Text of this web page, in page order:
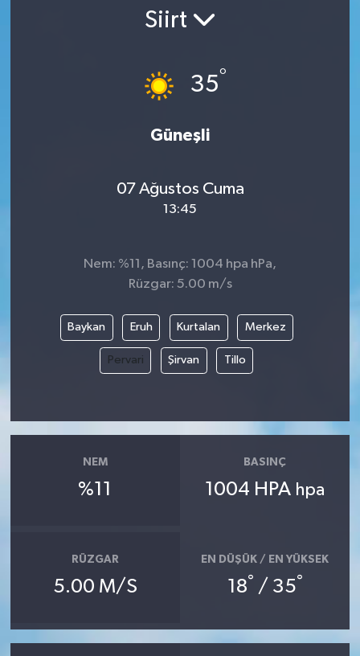
Siirt
35°
Güneşli
07 Ağustos Cuma
13:45
Nem: %11, Basınç: 1004 hpa hPa,
Rüzgar: 5.00 m/s
Baykan Eruh Kurtalan Merkez
Pervari Şirvan Tillo
NEM
%11
BASINÇ
1004 HPA hpa
RÜZGAR
5.00 M/S
EN DÜŞÜK / EN YÜKSEK
18° / 35°